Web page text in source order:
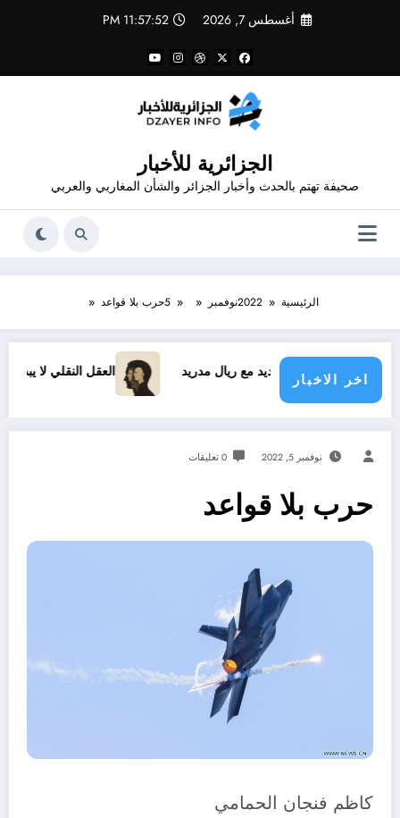
أغسطس 7, 2026 11:57:52 PM
الجزائرية للأخبار
صحيفة تهتم بالحدث وأخبار الجزائر والشأن المغاربي والعربي
الرئيسية 2022نوفمبر 5حرب بلا قواعد
اخر الاخبار
الجديد مع ريال مدريد العقل النقلي لا يبدع حتى في
نوفمبر 5, 2022 0 تعليقات
حرب بلا قواعد
كاظم فنجان الحمامي